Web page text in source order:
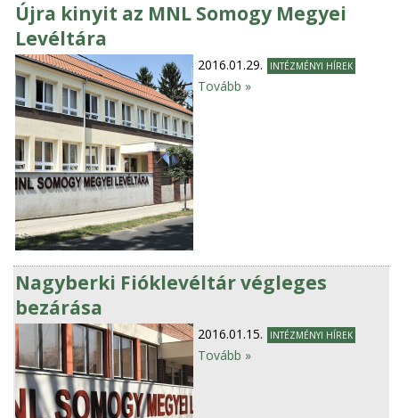
Újra kinyit az MNL Somogy Megyei
Levéltára
2016.01.29. INTÉZMÉNYI HÍREK
Tovább »
Nagyberki Fióklevéltár végleges
bezárása
2016.01.15. INTÉZMÉNYI HÍREK
Tovább »